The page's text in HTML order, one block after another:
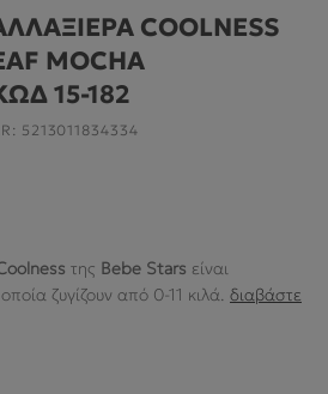
COOLNESS
MOCHA
15-182
5213011834334
της Bebe Stars είναι
ζυγίζουν από 0-11 κιλά. διαβάστε